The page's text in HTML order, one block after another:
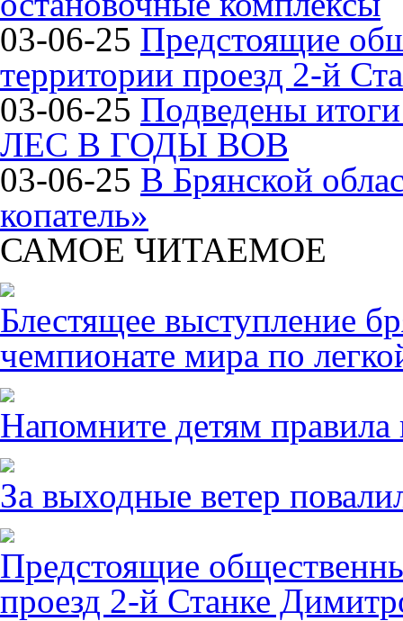
03-06-25 Предстоящие
территории проезд 2-й
03-06-25 Подведены
ЛЕС В ГОДЫ ВОВ
03-06-25 В Брянской
копатель»
САМОЕ ЧИТАЕМОЕ
Блестящее выступление
чемпионате мира по
Напомните детям правила
За выходные ветер
Предстоящие
проезд 2-й Станке